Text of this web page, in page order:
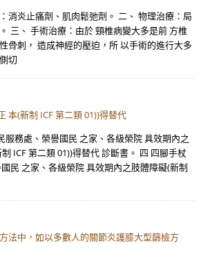
消炎止痛劑、肌肉鬆弛劑。 二、 物理治療：局
三、 手術治療：由於 頸椎病變大多是前 方椎
骨刺， 造成神經的壓迫，所 以手術的進行大多
切
本(新制 ICF 第二類 01))得替代
服務處、榮譽國民 之家、各級榮院 具效期內之
ICF 第二類 01))得替代 診斷書。 四 四腳手杖
民 之家、各級榮院 具效期內之肢體障礙(新制
法中，如以多數人的關節炎護膝大型篩檢方